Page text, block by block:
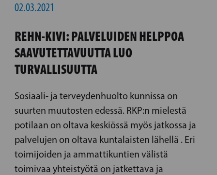
02.03.2021
REHN-KIVI: PALVELUIDEN HELPPOA
SAAVUTETTAVUUTTA LUO
TURVALLISUUTTA
Sosiaali- ja terveydenhuolto kunnissa on
suurten muutosten edessä. RKP:n mielestä
potilaan on oltava keskiössä myös jatkossa ja
palvelujen on oltava kuntalaisten lähellä . Eri
toimijoiden ja ammattikuntien välistä
toimivaa yhteistyötä on jatkettava ja